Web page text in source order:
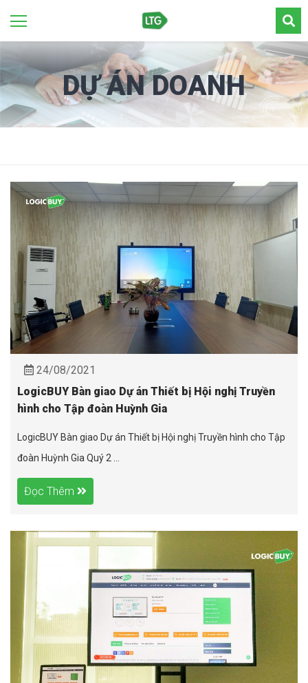
DỰ ÁN DOANH
NGHIỆP
24/08/2021
LogicBUY Bàn giao Dự án Thiết bị Hội nghị Truyền
hình cho Tập đoàn Huỳnh Gia
LogicBUY Bàn giao Dự án Thiết bị Hội nghị Truyền hình cho Tập
đoàn Huỳnh Gia Quý 2 ...
Đọc Thêm